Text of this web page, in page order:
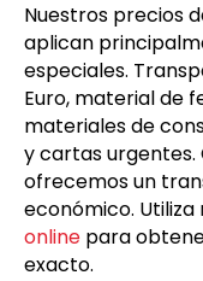
Nuestros precios
aplican
especiales.
Euro, material de
materiales de
y cartas urgentes.
ofrecemos un
económico. Utiliza
online para
exacto.